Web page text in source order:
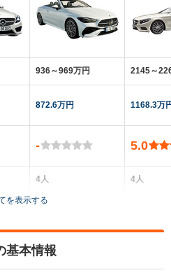
936～969万円
872.6万円
-
4人
2ドア
2145～
1168.3万
5.0
4人
を表示する
基本情報